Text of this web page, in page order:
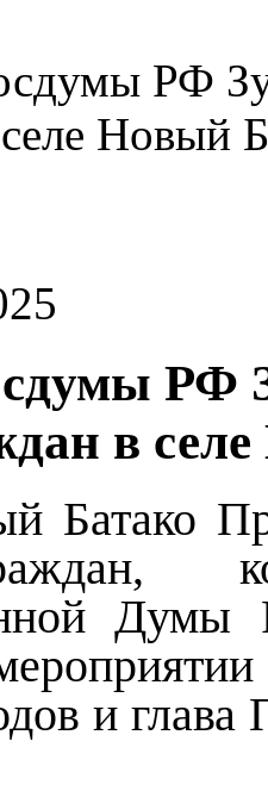
РФ
Новый
РФ
в
Батако
Думы
и глава